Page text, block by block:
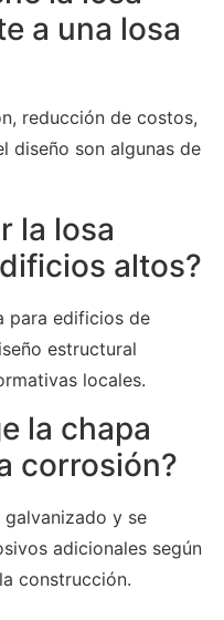
a una losa
reducción de costos,
diseño son algunas de
la losa
altos?
para edificios de
estructural
locales.
la chapa
corrosión?
galvanizado y se
adicionales según
construcción.